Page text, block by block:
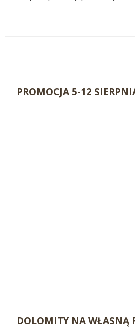
PROMOCJA 5-12
DOLOMITY NA WŁASNĄ